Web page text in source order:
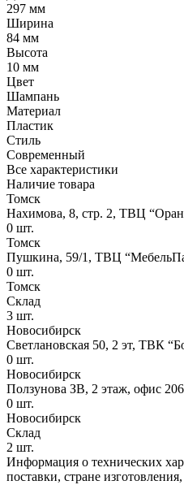
297 мм
Ширина
84 мм
Высота
10 мм
Цвет
Шампань
Материал
Пластик
Стиль
Современный
Все характеристики
Наличие товара
Томск
Нахимова, 8, стр. 2​, ТВЦ
0 шт.
Томск
Пушкина, 59/1, ТВЦ
0 шт.
Томск
Склад
3 шт.
Новосибирск
Светлановская 50, 2 эт, ТВК
0 шт.
Новосибирск
Ползунова ЗВ, 2 этаж, офис 206
0 шт.
Новосибирск
Склад
2 шт.
Информация о технических
поставки, стране